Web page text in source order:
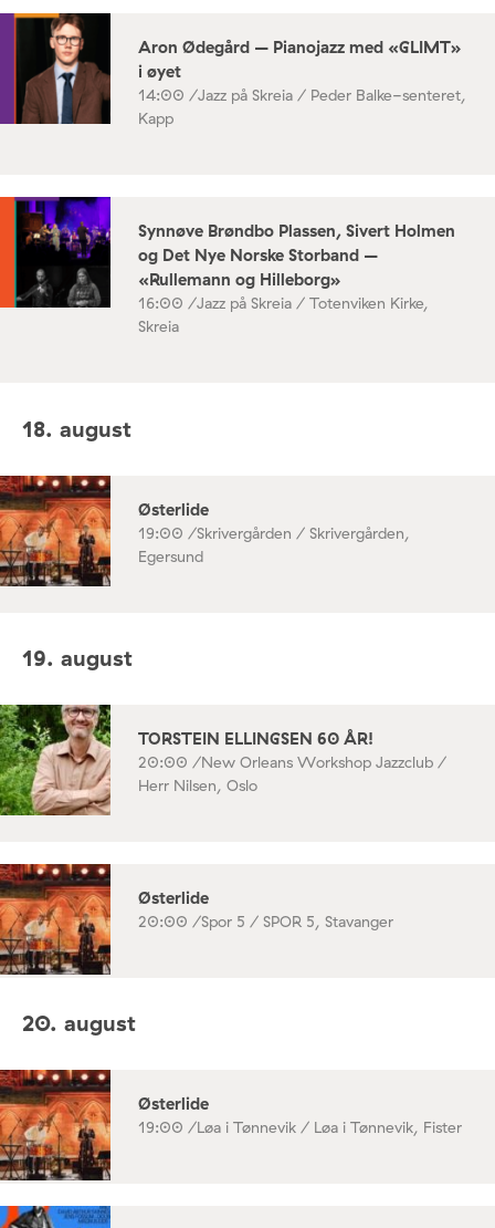
Aron Ødegård – Pianojazz med «GLIMT»
i øyet
14:00 /Jazz på Skreia / Peder Balke-senteret,
Kapp
Synnøve Brøndbo Plassen, Sivert Holmen
og Det Nye Norske Storband –
«Rullemann og Hilleborg»
16:00 /Jazz på Skreia / Totenviken Kirke,
Skreia
18. august
Østerlide
19:00 /Skrivergården / Skrivergården,
Egersund
19. august
TORSTEIN ELLINGSEN 60 ÅR!
20:00 /New Orleans Workshop Jazzclub /
Herr Nilsen, Oslo
Østerlide
20:00 /Spor 5 / SPOR 5, Stavanger
20. august
Østerlide
19:00 /Løa i Tønnevik / Løa i Tønnevik, Fister